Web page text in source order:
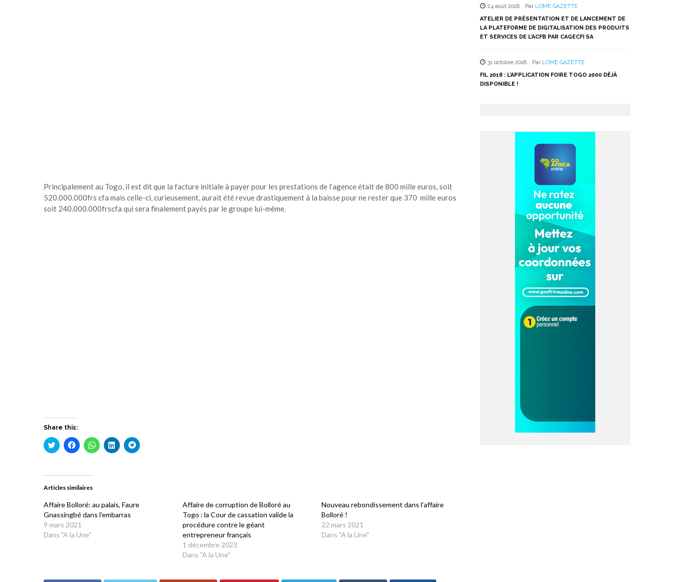
Principalement au Togo, il est dit que la facture initiale à payer pour les prestations de l’agence était de 800 mille euros, soit
520.000.000frs cfa mais celle-ci, curieusement, aurait été revue drastiquement à la baisse pour ne rester que 370 mille euros
soit 240.000.000frscfa qui sera finalement payés par le groupe lui-même.
Share this:
Cliquez
pour
dans
nouvelle
Cliquez
pour
dans
nouvelle
Cliquez
pour
Cliquez
pour
Cliquez
pour
Articles similaires
Affaire Bolloré: au palais, Faure
Gnassingbé dans l’embarras
9 mars 2021
Dans "A la Une"
Affaire de corruption de Bolloré au
Togo : la Cour de cassation valide la
procédure contre le géant
entrepreneur français
1 décembre 2023
Dans "A la Une"
Nouveau rebondissement dans l’affaire
Bolloré !
22 mars 2021
Dans "A la Une"
24 août 2018 , Par LOME GAZETTE
ATELIER DE PRÉSENTATION ET DE LANCEMENT DE
LA PLATEFORME DE DIGITALISATION DES PRODUITS
ET SERVICES DE L’ACFB PAR CAGECFI SA
31 octobre 2018 , Par LOME GAZETTE
FIL 2018 : L’APPLICATION FOIRE TOGO 2000 DÉJÀ
DISPONIBLE !